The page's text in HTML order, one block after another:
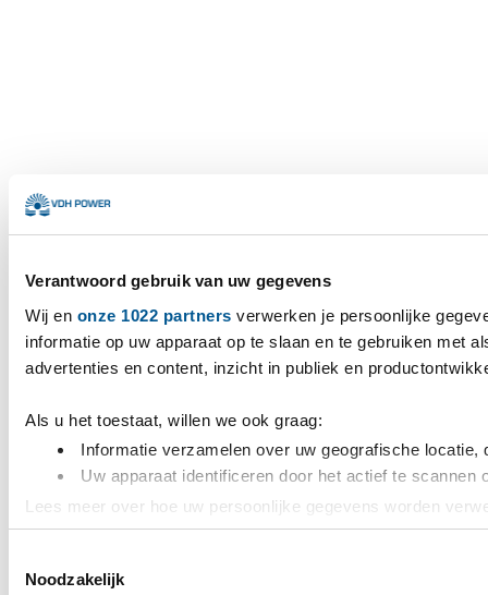
Verantwoord gebruik van uw gegevens
Wij en onze 1022 partners verwerken je persoonlijke
informatie op uw apparaat op te slaan en te gebruiken met
advertenties en content, inzicht in publiek en
Als u het toestaat, willen we ook graag:
Informatie verzamelen over uw geografische
Uw apparaat identificeren door het actief te scannen
Lees meer over hoe uw persoonlijke gegevens worden
toestemming op elk moment wijzigen of intrekken in de
We gebruiken cookies om content en advertenties te
Noodzakelijk